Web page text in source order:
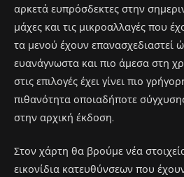
αρκετά ευπρόσδεκτες στην
μάχες και τις μικροαλλαγές που
τα μενού έχουν επανασχεδιαστεί
ευανάγνωστα και πιο άμεσα στη
στις επιλογές έχει γίνει πιο
πιθανότητα οποιαδήποτε
στην αρχική έκδοση.
Στον χάρτη θα βρούμε νέα
εικονίδια κατευθύνσεων που